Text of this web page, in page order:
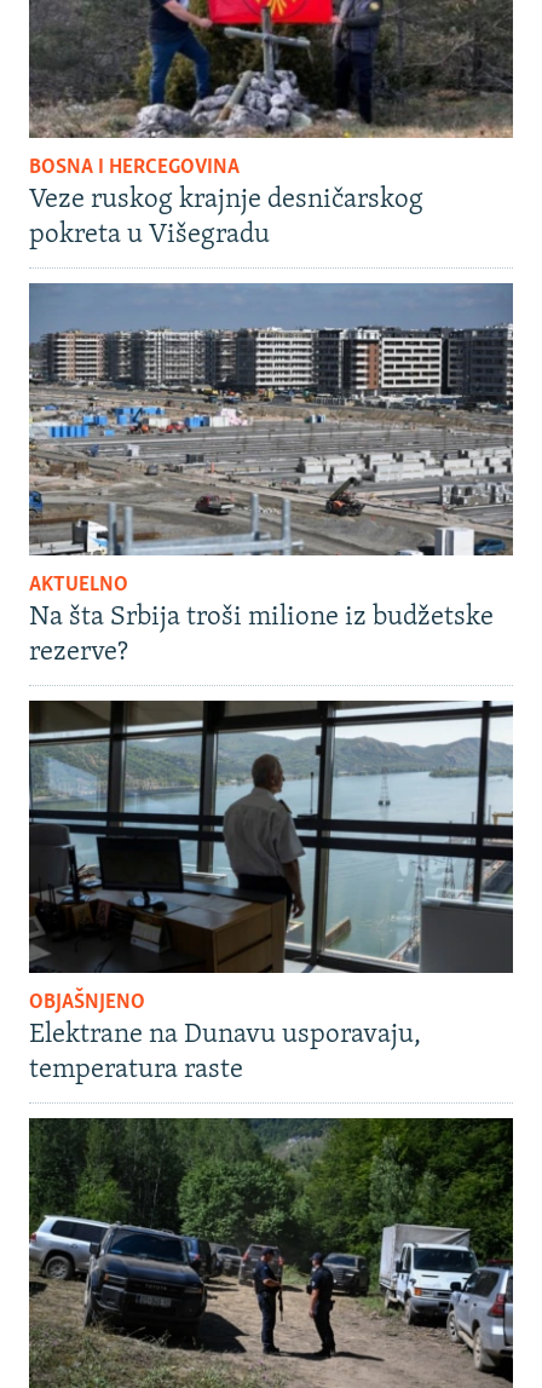
BOSNA I HERCEGOVINA
Veze ruskog krajnje desničarskog
pokreta u Višegradu
AKTUELNO
Na šta Srbija troši milione iz budžetske
rezerve?
OBJAŠNJENO
Elektrane na Dunavu usporavaju,
temperatura raste